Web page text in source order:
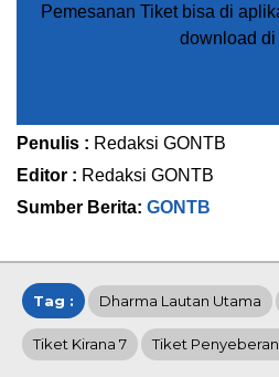
Pemesanan Tiket bisa di
download di
Penulis : Redaksi GONTB
Editor : Redaksi GONTB
Sumber Berita: GONTB
Tag : Dharma Lautan Utama
Tiket Kirana 7 Tiket